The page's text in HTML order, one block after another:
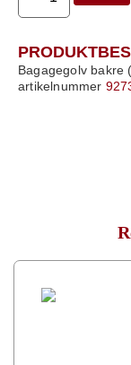
Bagagegolv bakre
artikelnummer